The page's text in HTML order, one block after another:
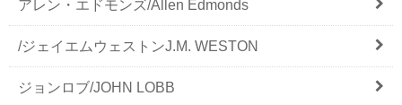
アレン・エドモンズ/Allen Edmonds
/ジェイエムウェストンJ.M. WESTON
ジョンロブ/JOHN LOBB